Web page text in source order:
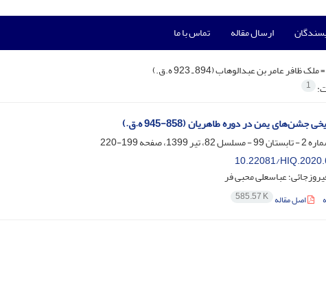
ارسال مقاله تماس با ما
ملک ظافر عامر بن عبدالوهاب (894 ـ 923 ه.ق.)
1
جشن‌های یمن در دوره طاهریان (858-945 ه.ق.)
199-220
10.22081/
عباسعلی محبی فر
اصل مقاله 585.57 K